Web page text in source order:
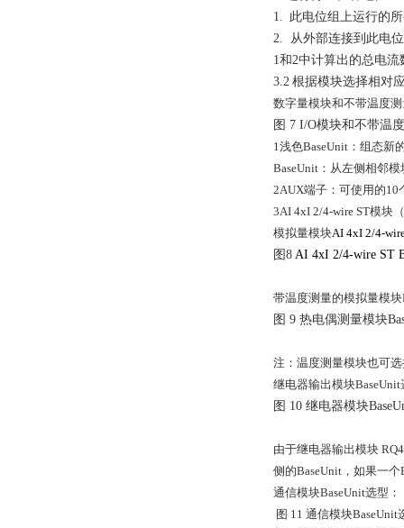
1. 此电位组上运行的
2. 从外部连接到此电
1和2中计算出的总电流
3.2 根据模块选择相对
数字量模块和不带温度
图 7 I/O模块和不带温
1浅色BaseUnit ：组态新
BaseUnit ：从左侧相邻
2AUX端子：可使用的10
3AI 4xI 2/4-wire ST模块（
模拟量模块AI 4xI 2/4-
图 8 AI 4xI 2/4-wire ST
带温度测量的模拟量模块
图 9 热电偶测量模块
注：温度测量模块也可
继电器输出模块BaseUnit
图 10 继电器模块
由于继电器输出模块
侧的BaseUnit ，如果一个
通信模块BaseUnit选型：
图 11 通信模块BaseUnit